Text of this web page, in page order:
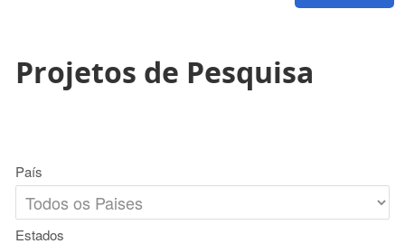
Projetos de Pesquisa
País
Estados